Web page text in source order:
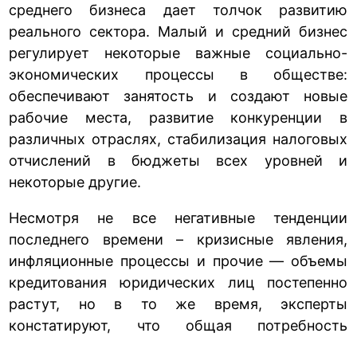
среднего бизнеса дает толчок развитию
реального сектора. Малый и средний бизнес
регулирует некоторые важные социально-
экономических процессы в обществе:
обеспечивают занятость и создают новые
рабочие места, развитие конкуренции в
различных отраслях, стабилизация налоговых
отчислений в бюджеты всех уровней и
некоторые другие.
Несмотря не все негативные тенденции
последнего времени – кризисные явления,
инфляционные процессы и прочие — объемы
кредитования юридических лиц постепенно
растут, но в то же время, эксперты
констатируют, что общая потребность